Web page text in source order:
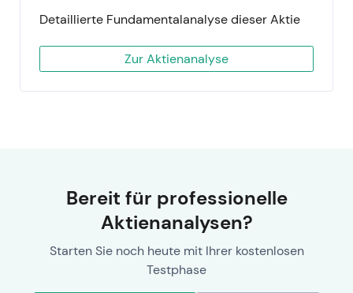
Detaillierte Fundamentalanalyse dieser Aktie
Zur Aktienanalyse
Bereit für professionelle
Aktienanalysen?
Starten Sie noch heute mit Ihrer kostenlosen
Testphase